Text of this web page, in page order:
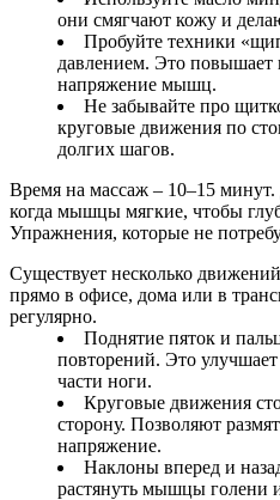
они смягчают кожу и
Пробуйте техники
давлением. Это повышает
напряжение мышц.
Не забывайте про
круговые движения по
долгих шагов.
Время на массаж – 10–15 минут.
когда мышцы мягкие, чтобы
Упражнения, которые не
Существует несколько
прямо в офисе, дома или в
регулярно.
Поднятие пяток и
повторений. Это
части ноги.
Круговые движения
сторону. Позволяют
напряжение.
Наклоны вперед и
растянуть мышцы голени